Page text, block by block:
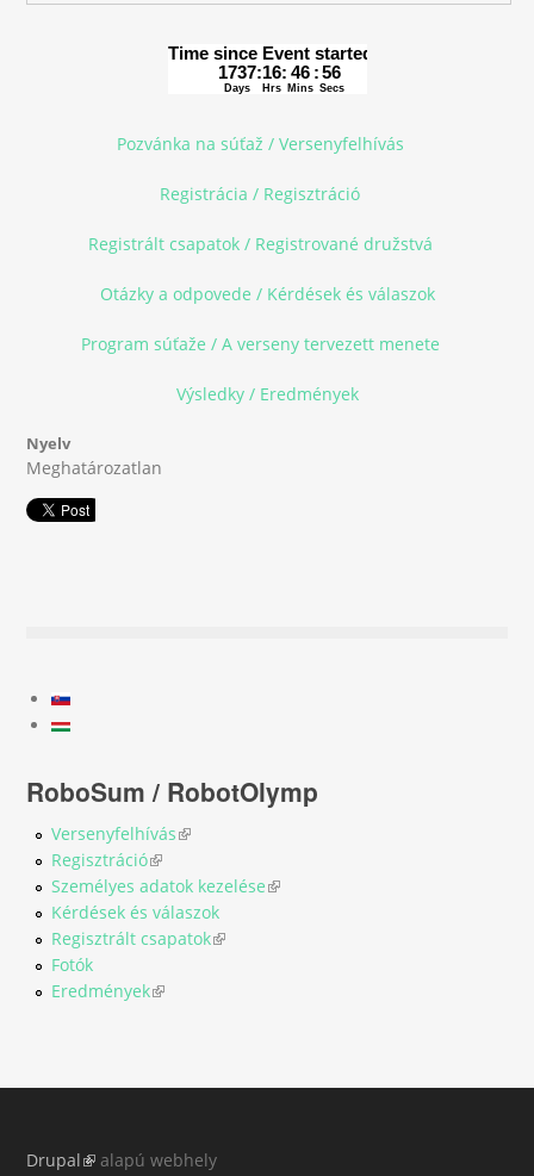
Pozvánka na súťaž / Versenyfelhívás
Registrácia / Regisztráció
Registrált csapatok / Registrované družstvá
Otázky a odpovede / Kérdések és válaszok
Program súťaže / A verseny tervezett menete
Výsledky / Eredmények
Nyelv
Meghatározatlan
RoboSum / RobotOlymp
Versenyfelhívás(link is external)
Regisztráció(link is external)
Személyes adatok kezelése(link is external)
Kérdések és válaszok
Regisztrált csapatok(link is external)
Fotók
Eredmények(link is external)
Drupal(link is external)
alapú webhely